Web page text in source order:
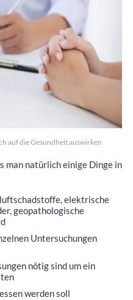
auf die Gesundheit auswirken
man natürlich einige Dinge in
elektrische
geopathologische
Untersuchungen
nötig sind um ein
werden soll